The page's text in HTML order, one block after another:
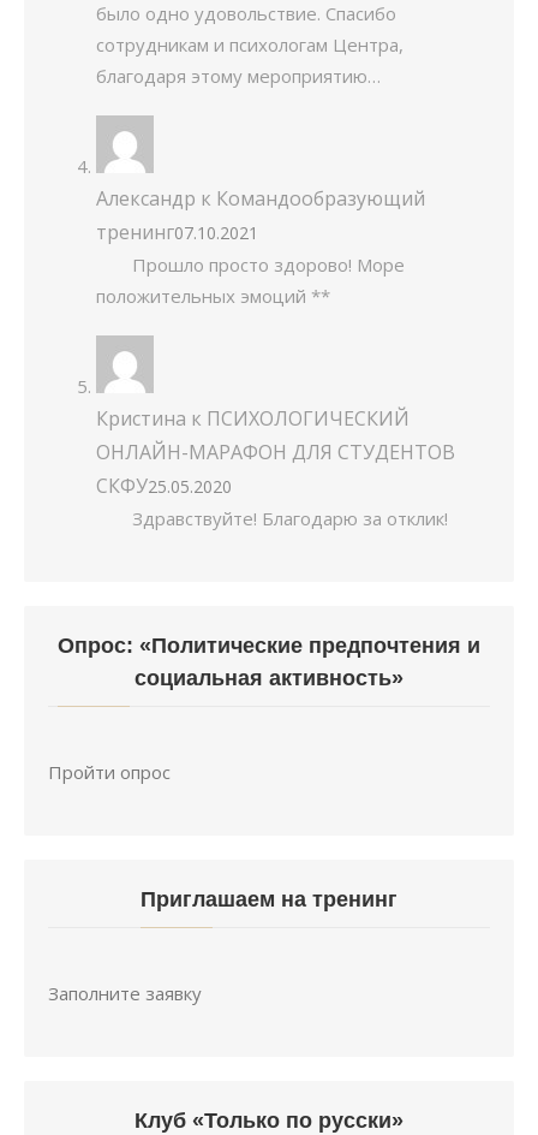
было одно удовольствие. Спасибо
сотрудникам и психологам Центра,
благодаря этому мероприятию…
Александр к Командообразующий
тренинг07.10.2021
Прошло просто здорово! Море
положительных эмоций **
Кристина к ПСИХОЛОГИЧЕСКИЙ
ОНЛАЙН-МАРАФОН ДЛЯ СТУДЕНТОВ
СКФУ25.05.2020
Здравствуйте! Благодарю за отклик!
Опрос: «Политические предпочтения и
социальная активность»
Пройти опрос
Приглашаем на тренинг
Заполните заявку
Клуб «Только по русски»